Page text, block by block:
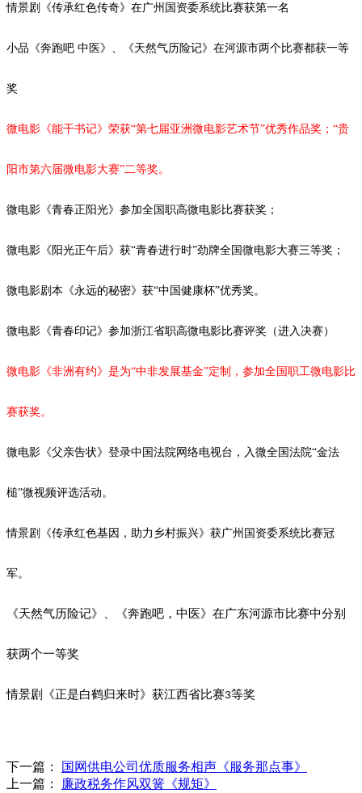
情景剧《传承红色传奇》在广州国资委系统比赛获第一名
小品《奔跑吧 中医》、《天然气历险记》在河源市两个比赛都获一等
奖
微电影《能干书记》荣获“第七届亚洲微电影艺术节”优秀作品奖；“贵
阳市第六届微电影大赛”二等奖。
微电影《青春正阳光》参加全国职高微电影比赛获奖；
微电影《阳光正午后》获“青春进行时”劲牌全国微电影大赛三等奖；
微电影剧本《永远的秘密》获“中国健康杯”优秀奖。
微电影《青春印记》参加浙江省职高微电影比赛评奖（进入决赛）
微电影《非洲有约》是为“中非发展基金”定制，参加全国职工微电影比
赛获奖。
微电影《父亲告状》登录中国法院网络电视台，入微全国法院“金法
槌”微视频评选活动。
情景剧《传承红色基因，助力乡村振兴》获广州国资委系统比赛冠
军。
《天然气历险记》、《奔跑吧，中医》在广东河源市比赛中分别
获两个一等奖
情景剧《正是白鹤归来时》获江西省比赛3等奖
下一篇：
国网供电公司优质服务相声《服务那点事》
上一篇：
廉政税务作风双簧《规矩》